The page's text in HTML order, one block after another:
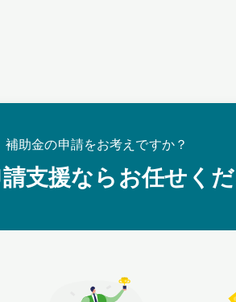
補助金の申請をお考えですか？
支援ならお任せくだ